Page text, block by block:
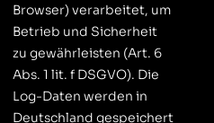
Browser) verarbeitet, um
Betrieb und Sicherheit
zu gewährleisten (Art. 6
Abs. 1 lit. f DSGVO). Die
Log-Daten werden in
Deutschland gespeichert